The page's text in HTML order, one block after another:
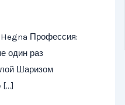
Профессия:
один раз
Шаризом
[…]